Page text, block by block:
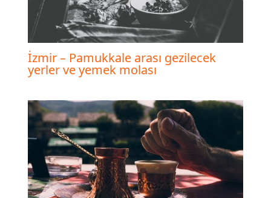
İzmir – Pamukkale arası gezilecek
yerler ve yemek molası